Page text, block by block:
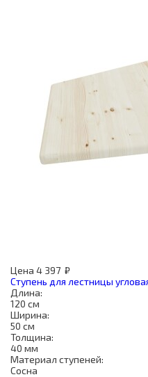
Цена 4 397 ₽
Ступень для лестницы
Длина:
120 см
Ширина:
50 см
Толщина:
40 мм
Материал ступеней:
Сосна